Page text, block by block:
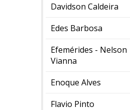
Davidson Caldeira
Edes Barbosa
Efemérides - Nelson
Vianna
Enoque Alves
Flavio Pinto